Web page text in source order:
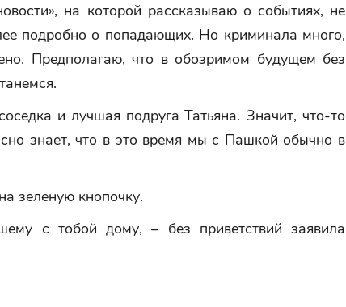
на которой рассказываю о событиях, не
подробно о попадающих. Но криминала много,
Предполагаю, что в обозримом будущем без
и лучшая подруга Татьяна. Значит, что-то
знает, что в это время мы с Пашкой обычно в
зеленую кнопочку.
с тобой дому, – без приветствий заявила